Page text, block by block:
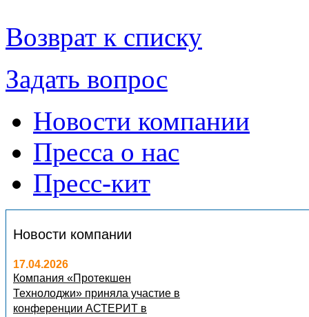
Возврат к списку
Задать вопрос
Новости компании
Пресса о нас
Пресс-кит
Новости компании
17.04.2026
Компания «Протекшен
Технолоджи» приняла участие в
конференции АСТЕРИТ в